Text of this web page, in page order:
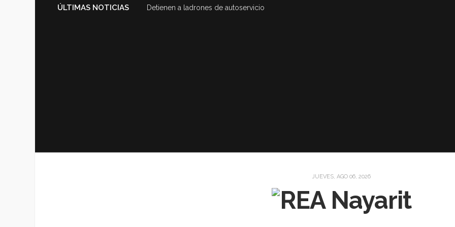
ÚLTIMAS NOTICIAS Detienen a ladrones de autoservicio
JUEVES, AGO 06, 2026